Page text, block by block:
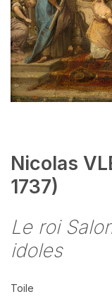
Nicolas
1737)
Le roi
idoles
Toile